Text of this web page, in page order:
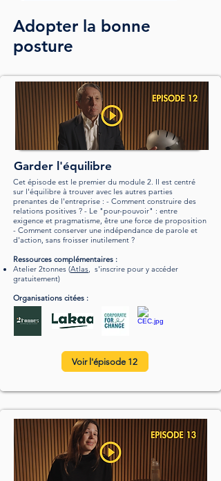
Adopter la bonne
posture
Garder l'équilibre
Cet épisode est le premier du module 2. Il est centré
sur l'équilibre à trouver avec les autres parties
prenantes de l'entreprise : - Comment construire des
relations positives ? - Le "pour-pouvoir" : entre
exigence et pragmatisme, être une force de proposition
- Comment conserver une indépendance de parole et
d'action, sans froisser inutilement ?
Ressources complémentaires :
Atelier 2tonnes (Atlas, s'inscrire pour y accéder
gratuitement)
Organisations citées :
Voir l'épisode 12